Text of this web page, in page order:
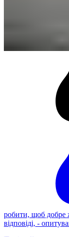
робити, щоб добре
відповіді, -